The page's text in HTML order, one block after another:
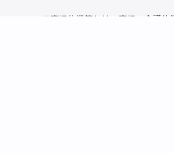
※育児休業等とは、育児・介護休